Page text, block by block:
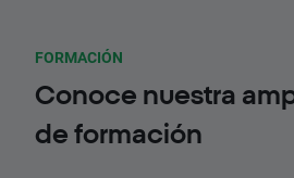
FORMACIÓN
Conoce nuestra
de formación